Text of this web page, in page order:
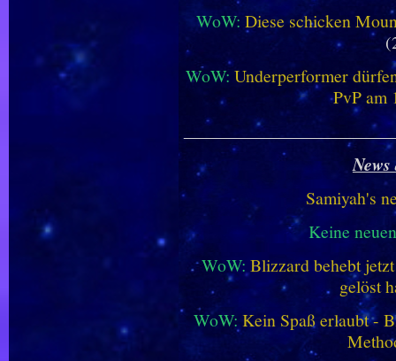
WoW: Diese schicken
WoW: Underperformer
PvP am
Samiyah's
Keine
WoW: Blizzard behebt
gelöst
WoW: Kein Spaß erlaubt -